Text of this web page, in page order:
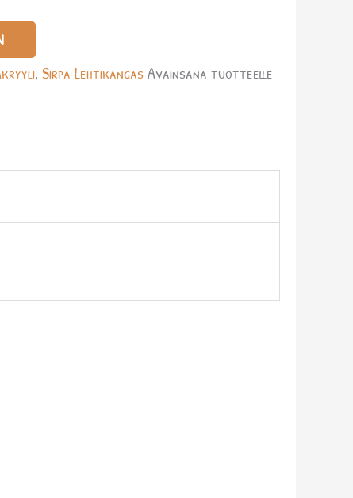
,Sirpa Lehtikangas Avainsana tuotteelle